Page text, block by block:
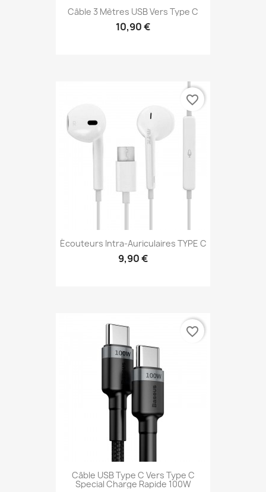
Câble 3 Mètres USB Vers Type C
10,90 €
Écouteurs Intra-Auriculaires TYPE C
9,90 €
favorite_border
Câble USB Type C Vers Type C
Special Charge Rapide 100W
favorite_border